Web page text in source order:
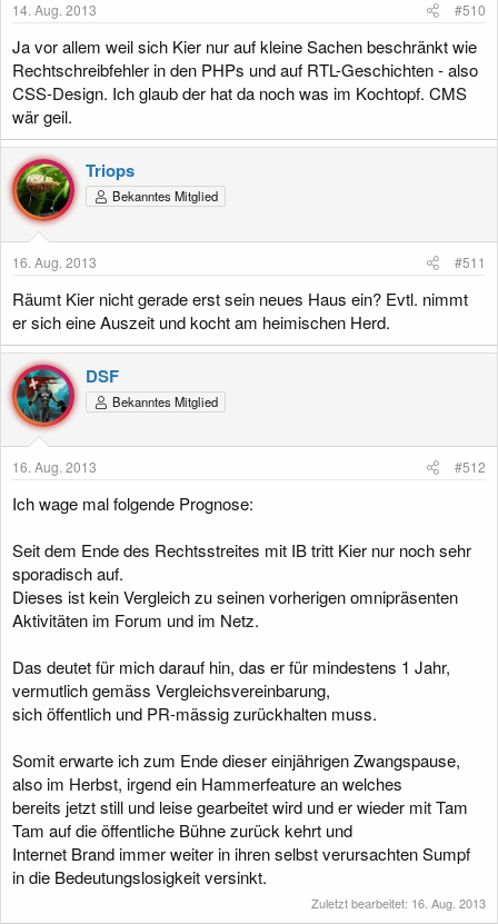
14. Aug. 2013 #510
Ja vor allem weil sich Kier nur auf kleine Sachen beschränkt wie
Rechtschreibfehler in den PHPs und auf RTL-Geschichten - also
CSS-Design. Ich glaub der hat da noch was im Kochtopf. CMS
wär geil.
Triops
Bekanntes Mitglied
16. Aug. 2013 #511
Räumt Kier nicht gerade erst sein neues Haus ein? Evtl. nimmt
er sich eine Auszeit und kocht am heimischen Herd.
DSF
Bekanntes Mitglied
16. Aug. 2013 #512
Ich wage mal folgende Prognose:
Seit dem Ende des Rechtsstreites mit IB tritt Kier nur noch sehr
sporadisch auf.
Dieses ist kein Vergleich zu seinen vorherigen omnipräsenten
Aktivitäten im Forum und im Netz.
Das deutet für mich darauf hin, das er für mindestens 1 Jahr,
vermutlich gemäss Vergleichsvereinbarung,
sich öffentlich und PR-mässig zurückhalten muss.
Somit erwarte ich zum Ende dieser einjährigen Zwangspause,
also im Herbst, irgend ein Hammerfeature an welches
bereits jetzt still und leise gearbeitet wird und er wieder mit Tam
Tam auf die öffentliche Bühne zurück kehrt und
Internet Brand immer weiter in ihren selbst verursachten Sumpf
in die Bedeutungslosigkeit versinkt.
Zuletzt bearbeitet: 16. Aug. 2013